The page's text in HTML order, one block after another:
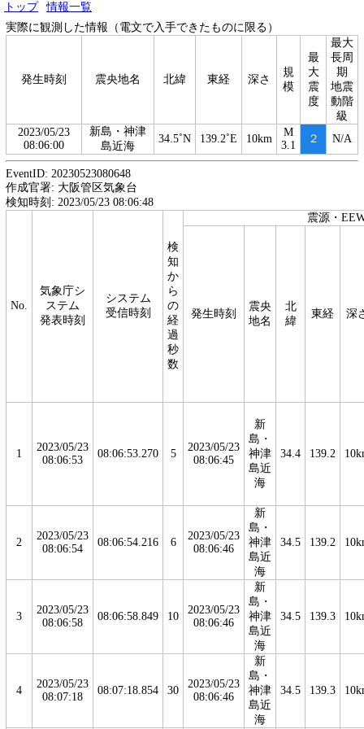
トップ
情報一覧
実際に観測した情報（電文で入手できたものに限る）
発生時刻 震央地名 北緯 東経 深さ
規
模
最
大
震
度
最大
長周
期
地震
動階
級
2023/05/23
08:06:00
新島・神津
島近海
34.5˚N 139.2˚E 10km
M
3.1
２ N/A
EventID: 20230523080648
作成官署: 大阪管区気象台
検知時刻: 2023/05/23 08:06:48
No.
気象庁シ
ステム
発表時刻
システム
受信時刻
検
知
か
ら
の
経
過
秒
数
震源・
発生時刻
震央
地名
北
緯
東経 深
1
2023/05/23
08:06:53
08:06:53.270 5
2023/05/23
08:06:45
新
島・
神津
島近
海
34.4 139.2
2
2023/05/23
08:06:54
08:06:54.216 6
2023/05/23
08:06:46
新
島・
神津
島近
海
34.5 139.2
3
2023/05/23
08:06:58
08:06:58.849 10
2023/05/23
08:06:46
新
島・
神津
島近
海
34.5 139.3
4
2023/05/23
08:07:18
08:07:18.854 30
2023/05/23
08:06:46
新
島・
神津
島近
海
34.5 139.3